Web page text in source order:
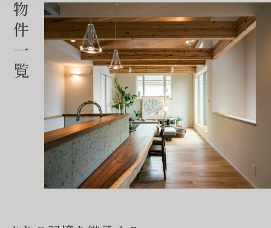
物
件
一
覧
会社に関することや物件についての
ご相談はこちら
フォームからのお問い合わせ
賃貸物件入居者様の
お困りごとのご相談はこちら
CONTACT
土地の活用・賃貸経営に関する
ご相談はこちら
フォームからのお問い合わせ